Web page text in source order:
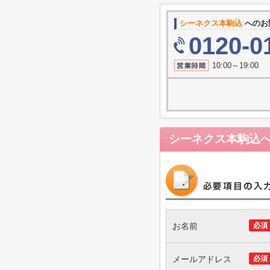
シーネクス本駒込 への
0120-
10:00～19:00
シーネクス本駒込
必須
お名前
必須
メールアドレス